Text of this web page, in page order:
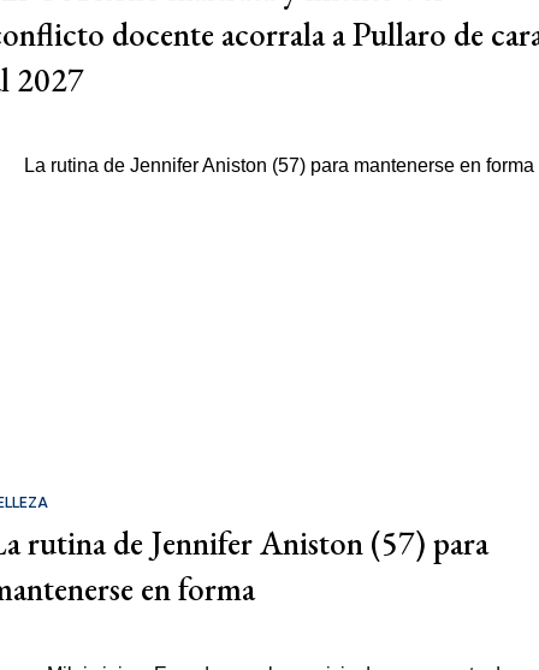
docente acorrala a Pullaro de
2027
rutina de Jennifer Aniston (57) para
en forma